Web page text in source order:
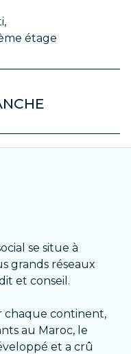
étage
se situe à
grands réseaux
et conseil.
chaque continent,
au Maroc, le
et a crû